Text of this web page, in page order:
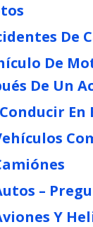
De
De
De Un
En
–
Y